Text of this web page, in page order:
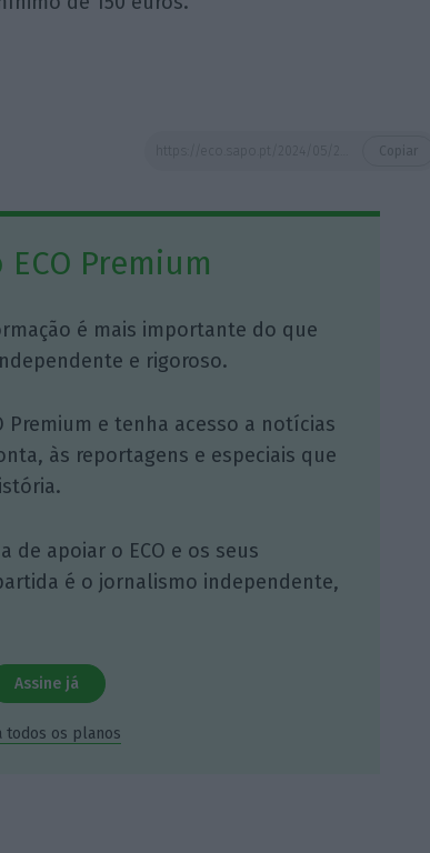
Premium
é mais importante do que
e rigoroso.
Premium e tenha acesso a notícias
às reportagens e especiais que
de apoiar o ECO e os seus
é o jornalismo independente,
Assine já
todos os planos